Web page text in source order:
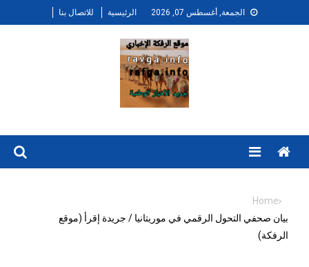
to
الجمعة, أغسطس 07, 2026 الرئيسية للاتصال بنا
Menu
Home
بيان صحفي التحول الرقمي في موريتانيا / جريدة إقرأ (موقع
الرفكة)